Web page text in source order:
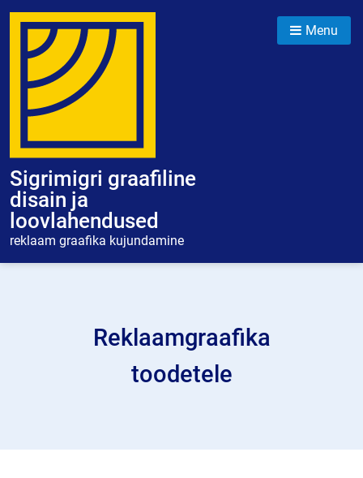
Skip
content
Sigrimigri graafiline
disain ja
loovlahendused
reklaam graafika kujundamine
Menu
Reklaamgraafika
toodetele